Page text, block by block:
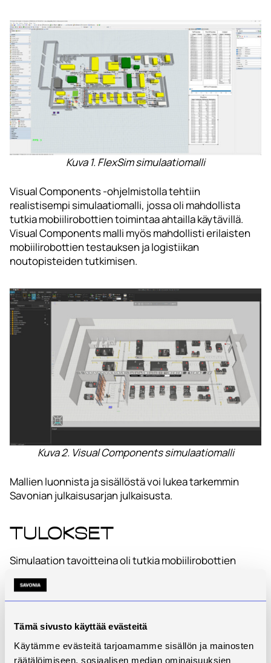
Tämä sivusto käyttää evästeitä
Käytämme evästeitä tarjoamamme sisällön ja mainosten
räätälöimiseen, sosiaalisen median ominaisuuksien
Kuva 1. FlexSim simulaatiomalli
Visual Components -ohjelmistolla tehtiin
realistisempi simulaatiomalli, jossa oli mahdollista
tutkia mobiilirobottien toimintaa ahtailla käytävillä.
Visual Components malli myös mahdollisti erilaisten
mobiilirobottien testauksen ja logistiikan
noutopisteiden tutkimisen.
Kuva 2. Visual Components simulaatiomalli
Mallien luonnista ja sisällöstä voi lukea tarkemmin
Savonian julkaisusarjan julkaisusta.
Tulokset
Simulaation tavoitteina oli tutkia mobiilirobottien
toimintaa todellisen lähtödatan avulla. Simulaation
tavoitteena ei kuitenkaan ollut valita mobiilirobottia,
ollen mobiilirobottien soveltuvuuden selvitys
aloitettiin standardi tasolta.